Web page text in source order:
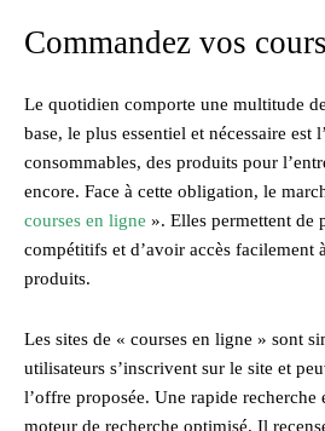
Commandez vos
Le quotidien comporte une multitude
base, le plus essentiel et nécessaire est
consommables, des produits pour
encore. Face à cette obligation, le
courses en ligne ». Elles permettent de
compétitifs et d’avoir accès facilement
produits.
Les sites de « courses en ligne » sont
utilisateurs s’inscrivent sur le site et
l’offre proposée. Une rapide recherche
moteur de recherche optimisé. Il